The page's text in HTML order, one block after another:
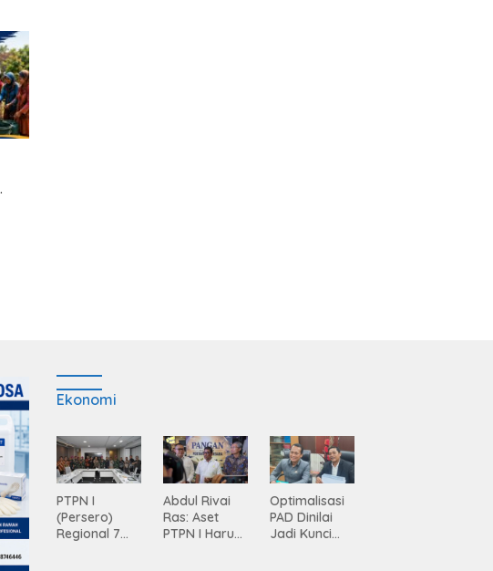
Ekonomi
PTPN I
(Persero)
Regional 7
Abdul Rivai
Ras: Aset
PTPN I Harus
Optimalisasi
PAD Dinilai
Jadi Kunci